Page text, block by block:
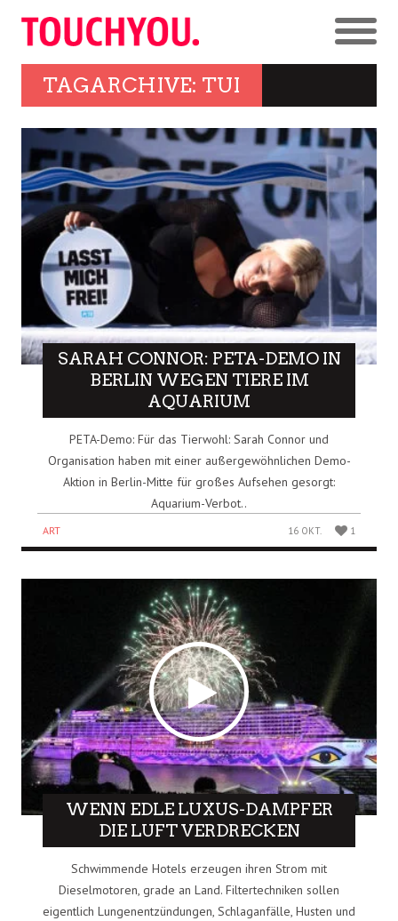
TAGARCHIVE: TUI
SARAH CONNOR: PETA-DEMO IN
BERLIN WEGEN TIERE IM
AQUARIUM
PETA-Demo: Für das Tierwohl: Sarah Connor und
Organisation haben mit einer außergewöhnlichen Demo-
Aktion in Berlin-Mitte für großes Aufsehen gesorgt:
Aquarium-Verbot..
ART 16 OKT. 1
WENN EDLE LUXUS-DAMPFER
DIE LUFT VERDRECKEN
Schwimmende Hotels erzeugen ihren Strom mit
Dieselmotoren, grade an Land. Filtertechniken sollen
eigentlich Lungenentzündungen, Schlaganfälle, Husten und